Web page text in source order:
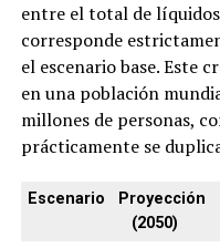
entre el total de
corresponde
el escenario base. Este
en una población
millones de personas,
prácticamente se
Escenario
Proyección
(2050)